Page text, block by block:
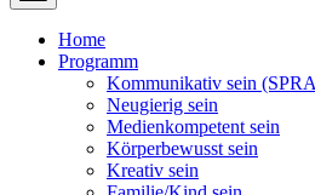
Home
Programm
Kommunikativ sein
Neugierig sein
Medienkompetent sein
Körperbewusst sein
Kreativ sein